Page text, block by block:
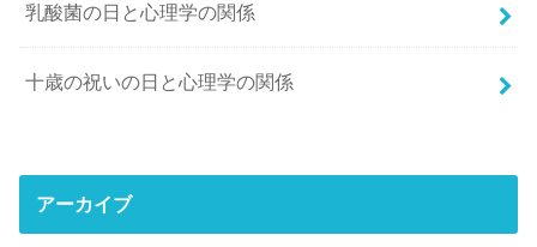
乳酸菌の日と心理学の関係
十歳の祝いの日と心理学の関係
アーカイブ